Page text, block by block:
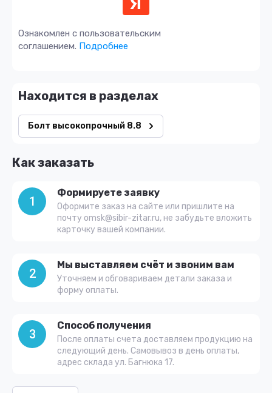
Ознакомлен с пользовательским
соглашением. Подробнее
Находится в разделах
Болт высокопрочный 8.8
Как заказать
1
Формируете заявку
Оформите заказ на сайте или пришлите на
почту omsk@sibir-zitar.ru, не забудьте вложить
карточку вашей компании.
2
Мы выставляем счёт и звоним вам
Уточняем и обговариваем детали заказа и
форму оплаты.
3
Способ получения
После оплаты счета доставляем продукцию на
следующий день. Самовывоз в день оплаты,
адрес склада ул. Багнюка 17.